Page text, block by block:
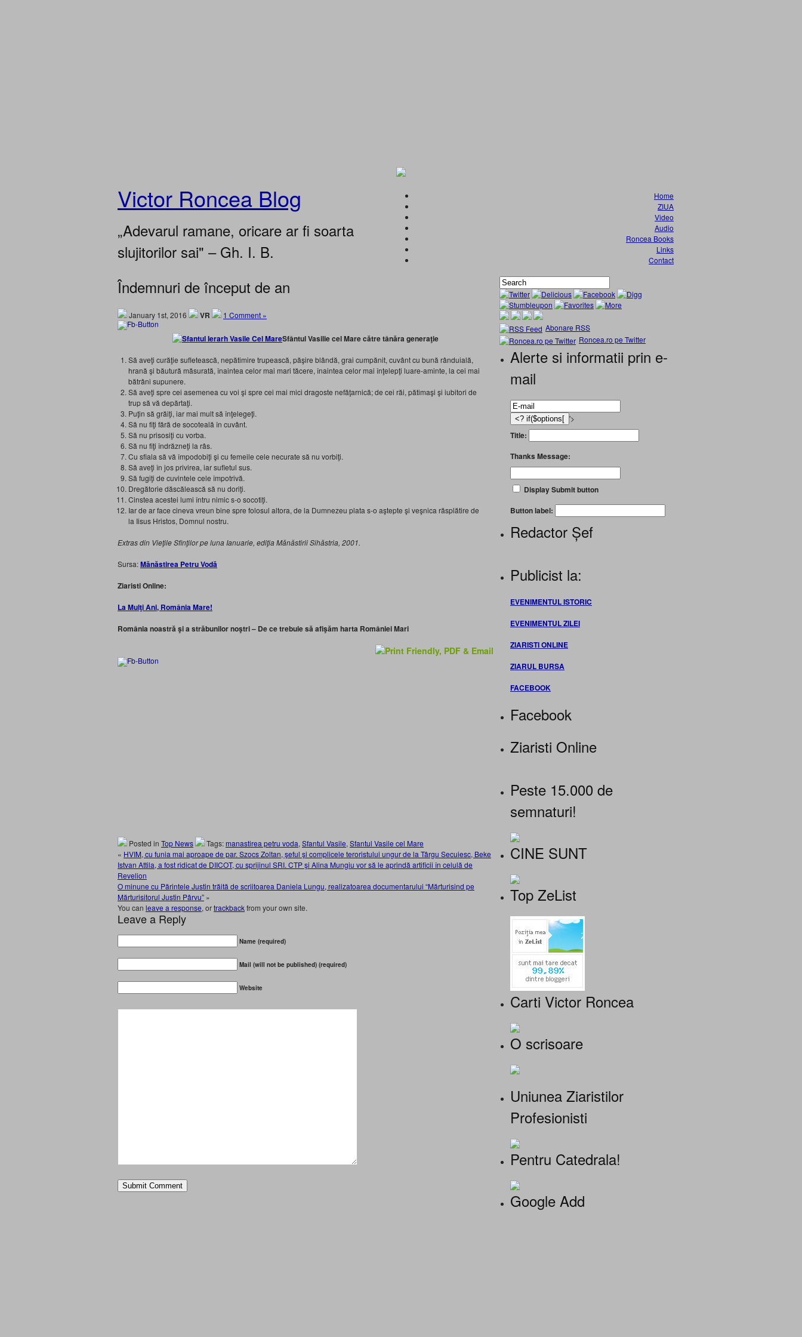
Victor Roncea Blog
„Adevarul ramane, oricare ar fi soarta
slujitorilor sai" – Gh. I. B.
Home
ZIUA
Video
Audio
Roncea Books
Links
Contact
Îndemnuri de început de an
January 1st, 2016 VR 1 Comment »
Sfântul Vasilie cel Mare către tânăra generaţie
Să aveţi curăţie sufletească, nepătimire trupească, păşire blândă, grai cumpănit, cuvânt cu bună rânduială,
hrană şi băutură măsurată, înaintea celor mai mari tăcere, înaintea celor mai înţelepţi luare-aminte, la cei mai
bătrâni supunere.
Să aveţi spre cei asemenea cu voi şi spre cei mai mici dragoste nefăţarnică; de cei răi, pătimaşi şi iubitori de
trup să vă depărtaţi.
Puţin să grăiţi, iar mai mult să înţelegeţi.
Să nu fiţi fără de socoteală în cuvânt.
Să nu prisosiţi cu vorba.
Să nu fiţi îndrăzneţi la râs.
Cu sfiala să vă împodobiţi şi cu femeile cele necurate să nu vorbiţi.
Să aveţi în jos privirea, iar sufletul sus.
Să fugiţi de cuvintele cele împotrivă.
Dregătorie dăscălească să nu doriţi.
Cinstea acestei lumi întru nimic s-o socotiţi.
Iar de ar face cineva vreun bine spre folosul altora, de la Dumnezeu plata s-o aştepte şi veşnica răsplătire de
la Iisus Hristos, Domnul nostru.
Extras din Vieţile Sfinţilor pe luna Ianuarie, ediţia Mănăstirii Sihăstria, 2001.
Sursa:Mănăstirea Petru Vodă
Ziaristi Online:
La Mulţi Ani, România Mare!
România noastră şi a străbunilor noştri – De ce trebuie să afişăm harta României Mari
Posted in Top News Tags:manastirea petru voda, Sfantul Vasile, Sfantul Vasile cel Mare
« HVIM, cu funia mai aproape de par. Szocs Zoltan, şeful şi complicele teroristului ungur de la Târgu Secuiesc, Beke
Istvan Attila, a fost ridicat de DIICOT, cu sprijinul SRI. CTP şi Alina Mungiu vor să le aprindă artificii în celulă de
Revelion
O minune cu Părintele Justin trăită de scriitoarea Daniela Lungu, realizatoarea documentarului “Mărturisind pe
Mărturisitorul Justin Pârvu” »
You can leave a response, ortrackbackfrom your own site.
Leave a Reply
Name (required)
Mail (will not be published) (required)
Website
Abonare RSS
Roncea.ro pe Twitter
Alerte si informatii prin e-
mail
'>
Title:
Thanks Message:
Display Submit button
Button label:
Redactor Șef
Publicist la:
EVENIMENTUL ISTORIC
EVENIMENTUL ZILEI
ZIARISTI ONLINE
ZIARUL BURSA
FACEBOOK
Facebook
Ziaristi Online
Peste 15.000 de
semnaturi!
CINE SUNT
Top ZeList
Carti Victor Roncea
O scrisoare
Uniunea Ziaristilor
Profesionisti
Pentru Catedrala!
Google Add